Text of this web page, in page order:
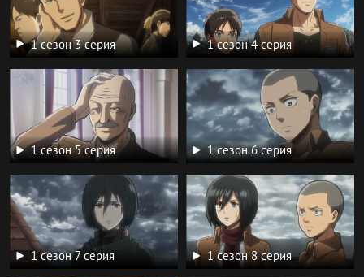
1 сезон 3 серия 1 сезон 4 серия
1 сезон 5 серия 1 сезон 6 серия
1 сезон 7 серия 1 сезон 8 серия